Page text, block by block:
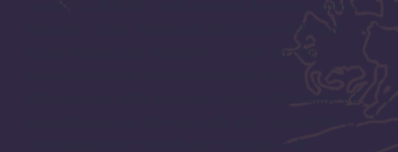
museale è stata esaminata all’interno delle più
ampie dinamiche politiche e culturali che
contraddittorie vicende del restauro e dei